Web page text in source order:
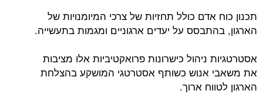
תכנון כוח אדם כולל תחזיות של צרכי המיומנויות של
הארגון, בהתבסס על יעדים ארגוניים ומגמות בתעשייה.
אסטרטגיות ניהול כישרונות פרואקטיביות אלו מציבות
את משאבי אנוש כשותף אסטרטגי המושקע בהצלחת
הארגון לטווח ארוך.